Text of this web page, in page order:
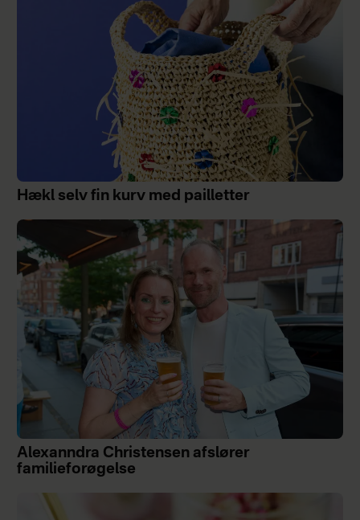
Hækl selv fin kurv med pailletter
Alexanndra Christensen afslører
familieforøgelse